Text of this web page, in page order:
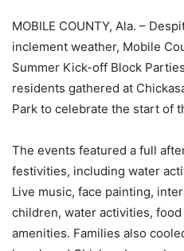
MOBILE COUNTY, Ala. –
inclement weather, Mobile
Summer Kick-off Block
residents gathered at
Park to celebrate the start of
The events featured a full
festivities, including water
Live music, face painting,
children, water activities, food
amenities. Families also